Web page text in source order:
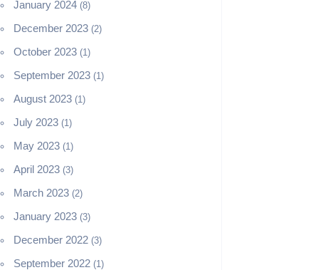
January 2024 (8)
December 2023 (2)
October 2023 (1)
September 2023 (1)
August 2023 (1)
July 2023 (1)
May 2023 (1)
April 2023 (3)
March 2023 (2)
January 2023 (3)
December 2022 (3)
September 2022 (1)